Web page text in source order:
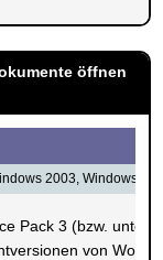
öffnen
2003, Windows
Pack 3 (bzw. unter
von Word